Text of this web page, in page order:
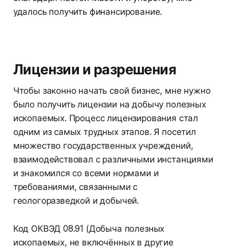
удалось получить финансирование.
Лицензии и разрешения
Чтобы законно начать свой бизнес, мне нужно
было получить лицензии на добычу полезных
ископаемых. Процесс лицензирования стал
одним из самых трудных этапов. Я посетил
множество государственных учреждений,
взаимодействовал с различными инстанциями
и знакомился со всеми нормами и
требованиями, связанными с
геологоразведкой и добычей.
Код ОКВЭД 08.91 (Добыча полезных
ископаемых, не включённых в другие